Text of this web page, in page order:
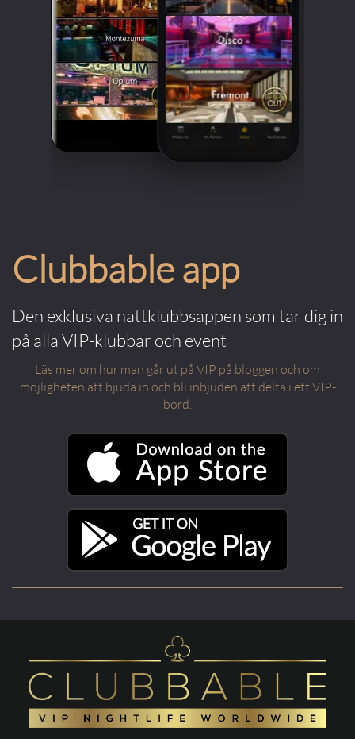
Clubbable app
Den exklusiva nattklubbsappen som tar dig in
på alla VIP-klubbar och event
Läs mer om hur man går ut på VIP på bloggen och om
möjligheten att bjuda in och bli inbjuden att delta i ett VIP-
bord.